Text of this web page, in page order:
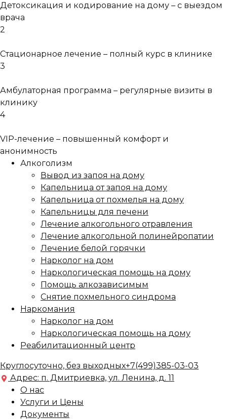
Детоксикация и кодирование на дому – с выездом
врача
2
Стационарное лечение – полный курс в клинике
3
Амбулаторная программа – регулярные визиты в
клинику
4
VIP-лечение – повышенный комфорт и
анонимность
Алкоголизм
Вывод из запоя на дому
Капельница от запоя на дому
Капельница от похмелья на дому
Капельницы для печени
Лечение алкогольного отравления
Лечение алкогольной полинейропатии
Лечение белой горячки
Нарколог на дом
Наркологическая помощь на дому
Помощь алкозависимым
Снятие похмельного синдрома
Наркомания
Нарколог на дом
Наркологическая помощь на дому
Реабилитационный центр
Круглосуточно, без выходных+7(499)385-03-03
Адрес: п. Дмитриевка, ул. Ленина, д. 11
О нас
Услуги и Цены
Документы